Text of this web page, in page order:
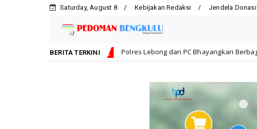
Saturday, August 8 Kebijakan Redaksi Jendela Donasi
BERITA TERKINI
Polres Lebong dan PC Bhayangkari Berbagi Kebahagiaan Bersama